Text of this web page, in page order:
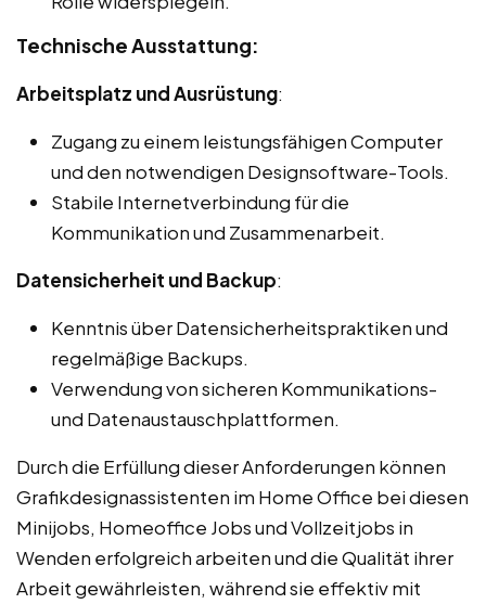
Technische Ausstattung:
Arbeitsplatz und Ausrüstung:
Zugang zu einem leistungsfähigen Computer
und den notwendigen Designsoftware-Tools.
Stabile Internetverbindung für die
Kommunikation und Zusammenarbeit.
Datensicherheit und Backup:
Kenntnis über Datensicherheitspraktiken und
regelmäßige Backups.
Verwendung von sicheren Kommunikations-
und Datenaustauschplattformen.
Durch die Erfüllung dieser Anforderungen können
Grafikdesignassistenten im Home Office bei diesen
Minijobs, Homeoffice Jobs und Vollzeitjobs in
Wenden erfolgreich arbeiten und die Qualität ihrer
Arbeit gewährleisten, während sie effektiv mit